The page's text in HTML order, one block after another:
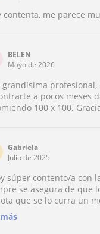
contenta, me parece
BELEN
Mayo de 2026
grandísima
a pocos meses
100 x 100.
Gabriela
Julio de 2025
súper contento/a con
se asegura de que
que se lo curra un
sea algo mucho
que ayudan un